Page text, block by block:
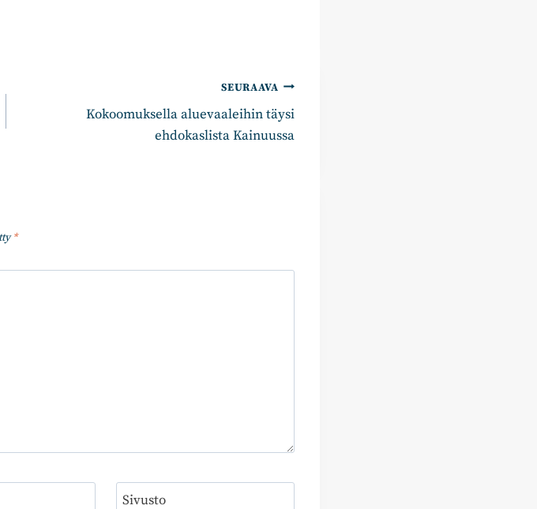
SEURAAVA
Kokoomuksella aluevaaleihin täysi
ehdokaslista Kainuussa
*
Sivusto